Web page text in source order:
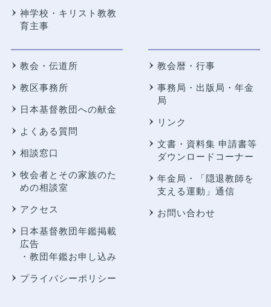
神学校・キリスト教教
育主事
教会・伝道所
教区事務所
日本基督教団への献金
よくある質問
相談窓口
牧会者とその家族のた
めの相談室
アクセス
日本基督教団年鑑掲載
広告
・教団年鑑お申し込み
プライバシーポリシー
教会暦・行事
事務局・出版局・年金
局
リンク
文書・資料集 申請書等
ダウンロードコーナー
年金局・
「隠退教師を
支える運動」通信
お問い合わせ